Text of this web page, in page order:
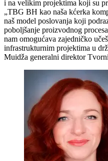
i na velikim projektima koji su
„TBG BH kao naša kćerka
naš model poslovanja koji
poboljšanje proizvodnog
nam omogućava zajedničko
infrastrukturnim projektima u
Muidža generalni direktor